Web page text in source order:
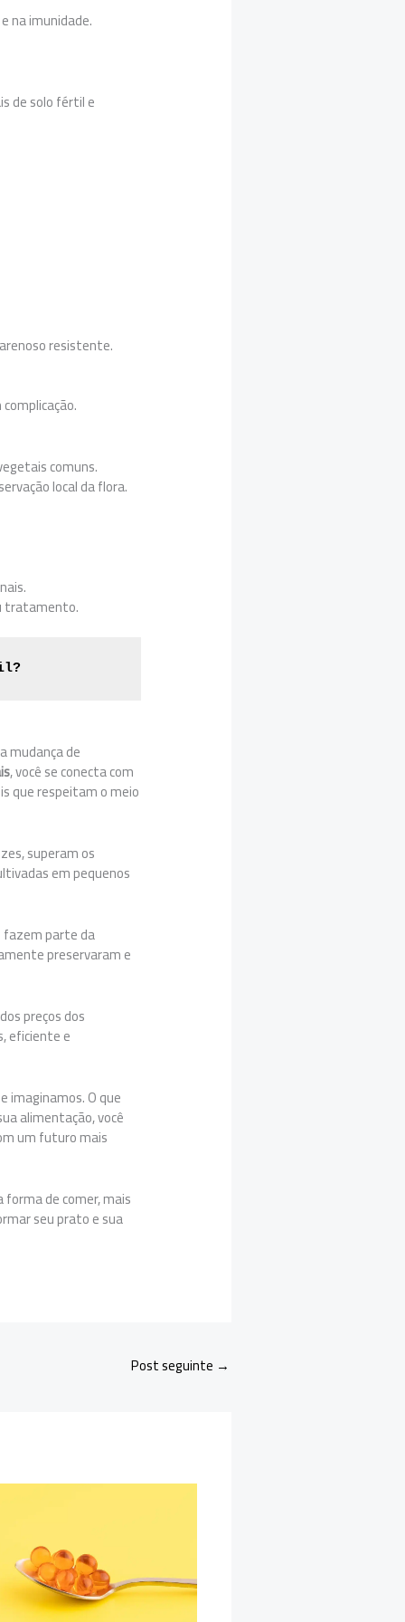
na imunidade.
de solo fértil e
resistente.
comuns.
local da flora.
tratamento.
mudança de
, você se conecta com
que respeitam o meio
superam os
em pequenos
fazem parte da
preservaram e
preços dos
eficiente e
imaginamos. O que
alimentação, você
um futuro mais
de comer, mais
seu prato e sua
Post seguinte →